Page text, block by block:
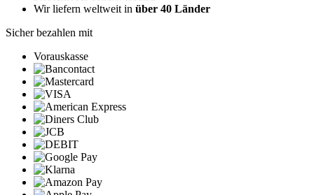
Wir liefern weltweit in über 40 Länder
Sicher bezahlen mit
Vorauskasse